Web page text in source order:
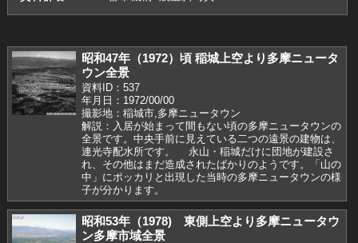
昭和47年（1972）頃 稲城上空より多摩ニュータ
ウン全景
資料ID：537
年月日：1972/00/00
撮影地：稲城市,多摩ニュータウン
解説：入居が始まって間もない頃の多摩ニュータウンの
全景です。中央手前に見えている二つの遠景の建物は、
連光寺配水所です。 永山・稲城だけに団地が建設さ
れ、その他はまだ造成されたばかりのようです。「山の
中」にポッカリと出現した当時の多摩ニュータウンの様
子が分かります。
昭和53年（1978) 東側上空より多摩ニュータウ
ン多摩市域全景